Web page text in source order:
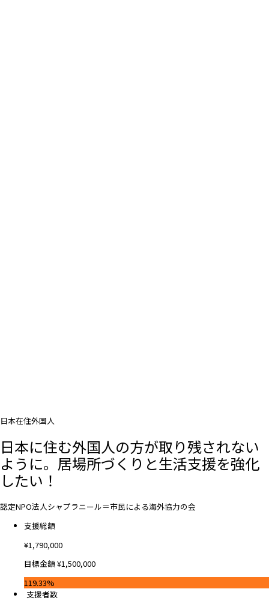
日本在住外国人
日本に住む外国人の方が取り残されない
ように。居場所づくりと生活支援を強化
したい！
認定NPO法人シャプラニール＝市民による海外協力の会
支援総額
¥1,790,000
目標金額¥1,500,000
119.33%
支援者数